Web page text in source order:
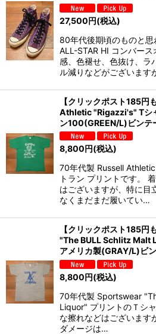
27,500円(税込)
80年代後期頃のものと思
ALL-STAR HI コンバー
感、色褪せ、色抜け、ラ
ル減りなどがございます
【クリックポスト185
Athletic "Rigazzi's" Tシ
ン100(GREEN/L)ビンテ
8,800円(税込)
70年代製 Russell
トラン プリントです。
はございますが、特に目
なくまだまだ履いてい…
【クリックポスト185
"The BULL Schlitz Malt
アメリカ製(GRAY/L)ビ
8,800円(税込)
70年代製 Sportswear
Liquor" プリントのＴシ
な擦れなどはございます
ダメージは…